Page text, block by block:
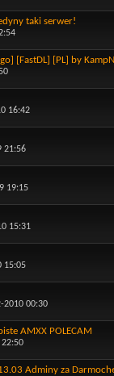
taki serwer!
[FastDL] [PL] by
16:42
21:56
19:15
15:31
15:05
2010 00:30
AMXX POLECAM
Adminy za